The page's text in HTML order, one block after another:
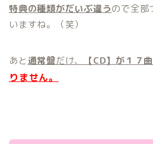
特典の種類がだいぶ違うので全部
いますね。（笑）
あと通常盤だけ、 【CD】が１７
りません。